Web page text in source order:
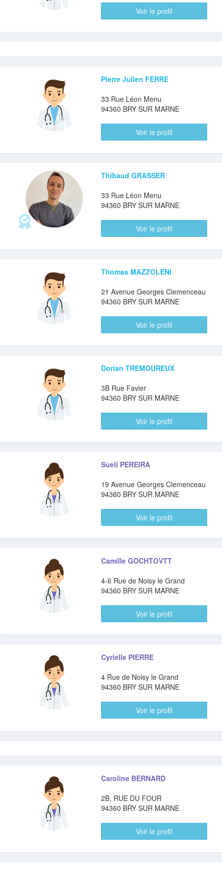
Voir le profil
Pierre Julien FERRE
33 Rue Léon Menu
94360 BRY SUR MARNE
Voir le profil
Thibaud GRASSER
33 Rue Léon Menu
94360 BRY SUR MARNE
Voir le profil
Thomas MAZZOLENI
21 Avenue Georges Clemenceau
94360 BRY SUR MARNE
Voir le profil
Dorian TREMOUREUX
3B Rue Favier
94360 BRY SUR MARNE
Voir le profil
Sueli PEREIRA
19 Avenue Georges Clemenceau
94360 BRY SUR MARNE
Voir le profil
Camille GOCHTOVTT
4-6 Rue de Noisy le Grand
94360 BRY SUR MARNE
Voir le profil
Cyrielle PIERRE
4 Rue de Noisy le Grand
94360 BRY SUR MARNE
Voir le profil
Caroline BERNARD
2B, RUE DU FOUR
94360 BRY SUR MARNE
Voir le profil